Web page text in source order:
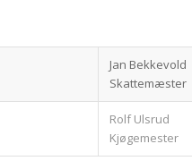
Jan Bekkevold
Skattemæster
Rolf Ulsrud
Kjøgemester